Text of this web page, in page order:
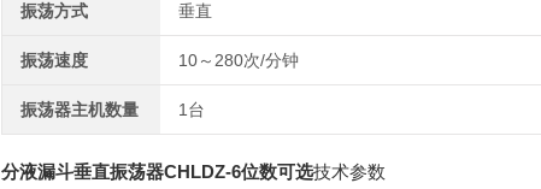
振荡方式 垂直
振荡速度 10～280次/分钟
振荡器主机数量 1台
分液漏斗垂直振荡器CHLDZ-6位数可选技术参数